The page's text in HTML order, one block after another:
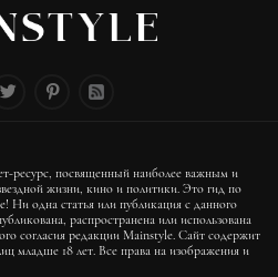
ресурс, посвященный наиболее важным и
жизни, кино и политики. Это гид по
Ни одна статья или публикация с данного
распространена или использована
согласия редакции Mainstyle. Сайт содержит
младше 18 лет. Все права на изображения и